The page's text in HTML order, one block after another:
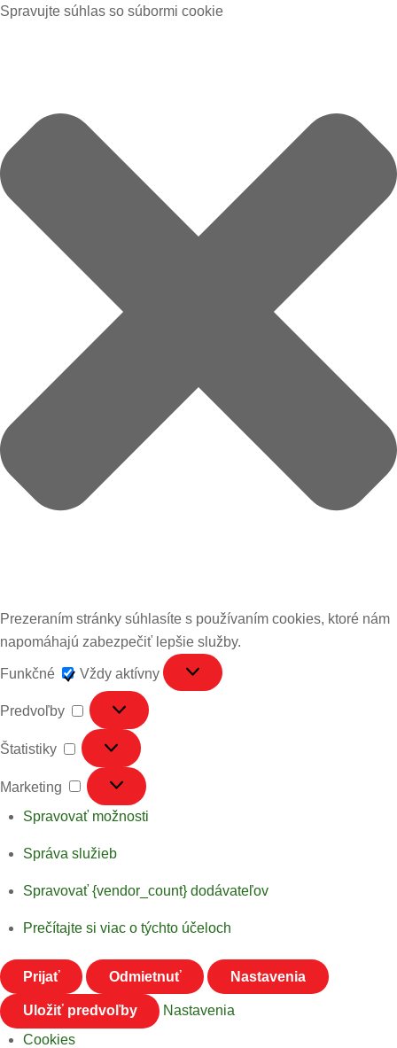
Spravujte súhlas so súbormi cookie
Prezeraním stránky súhlasíte s používaním cookies, ktoré nám
napomáhajú zabezpečiť lepšie služby.
Funkčné
Funkčné
Vždy aktívny
Predvoľby
Predvoľby
Štatistiky
Štatistiky
Marketing
Marketing
Spravovať možnosti
Správa služieb
Spravovať {vendor_count} dodávateľov
Prečítajte si viac o týchto účeloch
Prijať Odmietnuť Nastavenia
Uložiť predvoľby
Nastavenia
Cookies